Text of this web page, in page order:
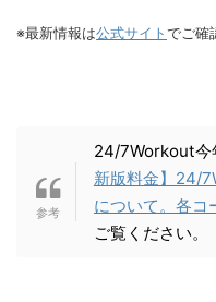
※最新情報は公式サイト でご確
24/7Workout今
新版料金】24/
について。各コ
ご覧ください。